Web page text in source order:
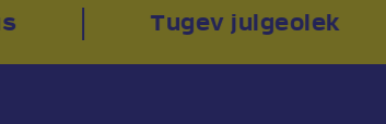
Tugev julgeolek